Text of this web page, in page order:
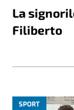
La
Filiberto
SPORT